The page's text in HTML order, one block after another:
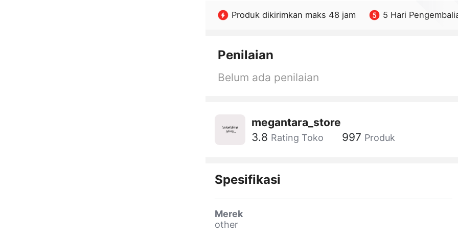
Produk dikirimkan maks 48 jam 5 Hari
Penilaian
Belum ada penilaian
megantara_store
3.8 Rating Toko 997 Produk
Spesifikasi
Merek
other